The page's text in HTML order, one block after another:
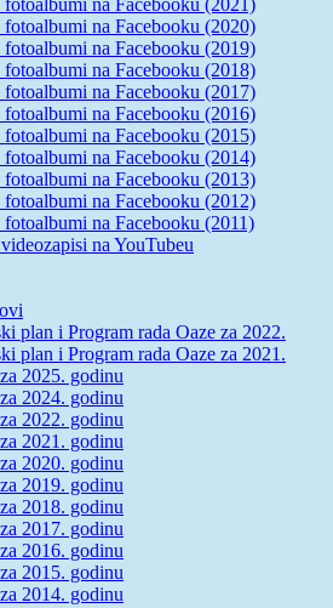
na Facebooku (2020)
na Facebooku (2019)
na Facebooku (2018)
na Facebooku (2017)
na Facebooku (2016)
na Facebooku (2015)
na Facebooku (2014)
na Facebooku (2013)
na Facebooku (2012)
na Facebooku (2011)
na YouTubeu
plan i Program rada Oaze za 2022.
plan i Program rada Oaze za 2021.
2025. godinu
2024. godinu
2022. godinu
2021. godinu
2020. godinu
2019. godinu
2018. godinu
2017. godinu
2016. godinu
2015. godinu
2014. godinu